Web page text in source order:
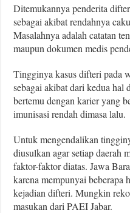
Ditemukannya penderita
sebagai akibat rendahnya
Masalahnya adalah catatan
maupun dokumen medis
Tingginya kasus difteri pada
sebagai akibat dari kedua hal
bertemu dengan karier yang
imunisasi rendah dimasa lalu.
Untuk mengendalikan
diusulkan agar setiap daerah
faktor-faktor diatas. Jawa
karena mempunyai beberapa
kejadian difteri. Mungkin
masukan dari PAEI Jabar.